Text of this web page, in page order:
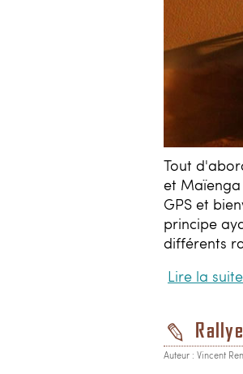
Tout
et Maïenga
GPS et
principe
différents
Lire la
Auteur : Vincent